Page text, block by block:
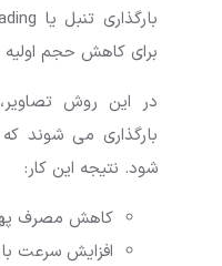
برای کاهش حجم
در این روش
بارگذاری می شوند
شود. نتیجه این کار:
کاهش مصرف
افزایش سرعت